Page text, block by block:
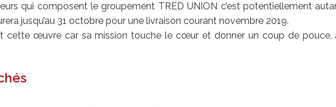
qui composent le groupement TRED UNION c’est potentiellement
jusqu’au 31 octobre pour une livraison courant novembre 2019.
cette œuvre car sa mission touche le cœur et donner un coup de pouce,